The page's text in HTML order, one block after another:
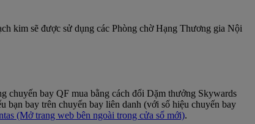
kim sẽ được sử dụng các Phòng chờ Hạng Thương gia Nội
chuyến bay QF mua bằng cách đổi Dặm thưởng Skywards
bạn bay trên chuyến bay liên danh (với số hiệu chuyến bay
(Mở trang web bên ngoài trong cửa sổ mới).